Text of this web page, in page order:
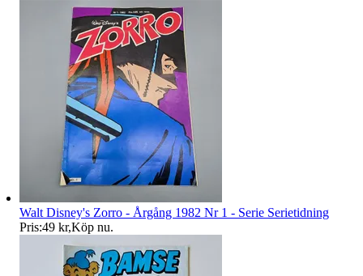
Walt Disney's Zorro - Årgång 1982 Nr 1 - Serie Serietidning
Pris:49 kr,Köp nu.